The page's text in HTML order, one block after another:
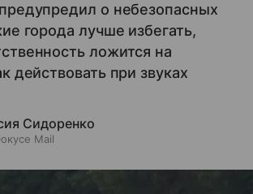
о небезопасных
города лучше избегать,
ложится на
действовать при звуках
Сидоренко
Mail